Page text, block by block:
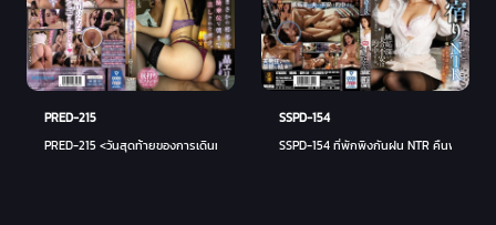
PRED-215
PRED-215 <วันสุดท้ายของการเดินทางเพื่อทำธุรกิจ> ฉันถูกยิงด้วยช่องคลอดหลายครั้งจนถึ
SSPD-154
SSPD-154 ที่พักพิงกันฝน NTR คืนพายุไต้ฝุ่